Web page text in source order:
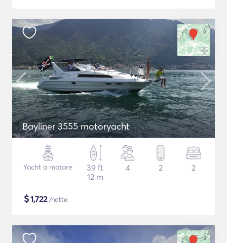
Bayliner 3555 motoryacht
Yacht a motore
39 ft
12 m
4 2 2
$1,722/notte